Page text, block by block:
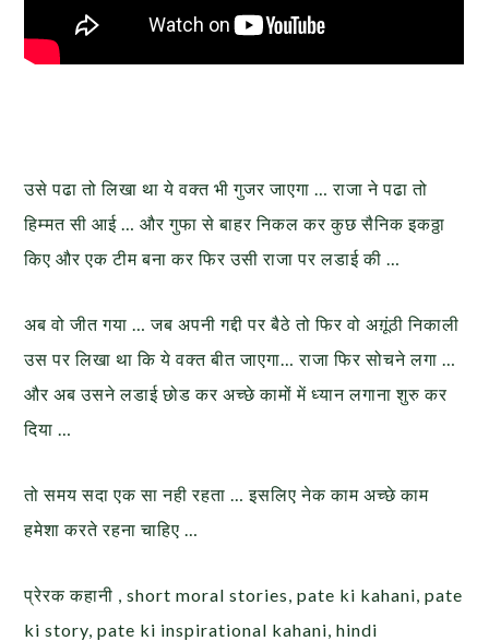
उसे पढा तो लिखा था ये वक्त भी गुजर जाएगा … राजा ने पढा तो
हिम्मत सी आई … और गुफा से बाहर निकल कर कुछ सैनिक इकठ्ठा
किए और एक टीम बना कर फिर उसी राजा पर लडाई की …
अब वो जीत गया … जब अपनी गद्दी पर बैठे तो फिर वो अग़ूंठी निकाली
उस पर लिखा था कि ये वक्त बीत जाएगा… राजा फिर सोचने लगा …
और अब उसने लडाई छोड कर अच्छे कामों में ध्यान लगाना शुरु कर
दिया …
तो समय सदा एक सा नही रहता … इसलिए नेक काम अच्छे काम
हमेशा करते रहना चाहिए …
प्रेरक कहानी , short moral stories, pate ki kahani, pate
ki story, pate ki inspirational kahani, hindi